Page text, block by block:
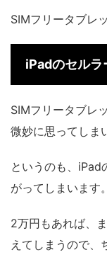
SIMフリータブレ
iPadのセルラ
SIMフリータブレ
微妙に思ってしま
というのも、iPad
がってしまいます。
2万円もあれば、
えてしまうので、